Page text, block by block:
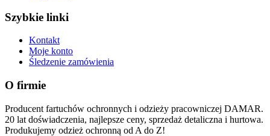
Szybkie linki
Kontakt
Moje konto
Śledzenie zamówienia
O firmie
Producent fartuchów ochronnych i odzieży pracowniczej DAMAR.
20 lat doświadczenia, najlepsze ceny, sprzedaż detaliczna i hurtowa.
Produkujemy odzież ochronną od A do Z!